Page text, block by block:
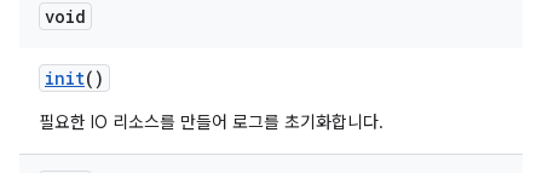
void
init()
필요한 IO 리소스를 만들어 로그를 초기화합니다.